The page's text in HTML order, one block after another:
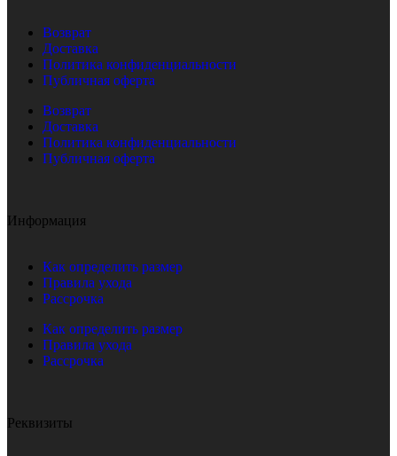
Возврат
Доставка
Политика конфиденциальности
Публичная оферта
Возврат
Доставка
Политика конфиденциальности
Публичная оферта
Информация
Как определить размер
Правила ухода
Рассрочка
Как определить размер
Правила ухода
Рассрочка
Реквизиты